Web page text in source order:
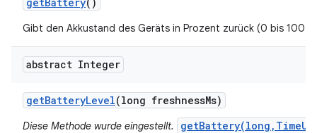
Gibt den Akkustand des Geräts in Prozent zurück (0 bis 100
abstract Integer
getBatteryLevel(long freshnessMs)
Diese Methode wurde eingestellt.